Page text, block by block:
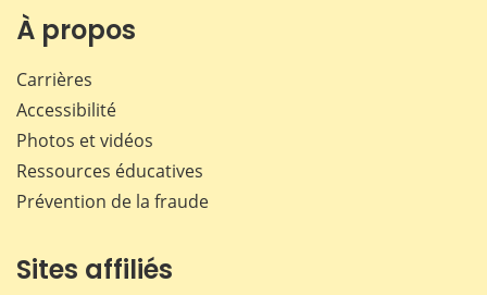
À propos
Carrières
Accessibilité
Photos et vidéos
Ressources éducatives
Prévention de la fraude
Sites affiliés